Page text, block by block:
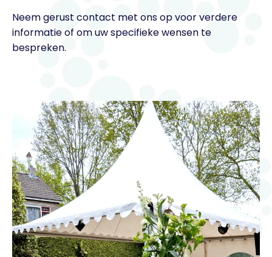
Neem gerust contact met ons op voor verdere
informatie of om uw specifieke wensen te
bespreken.